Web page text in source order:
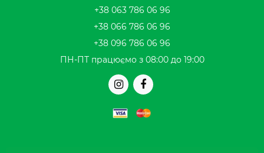
+38 063 786 06 96
+38 066 786 06 96
+38 096 786 06 96
ПН-ПТ працюємо з 08:00 до 19:00